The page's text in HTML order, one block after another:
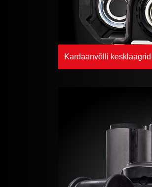
Kardaanvõlli kesklaagrid